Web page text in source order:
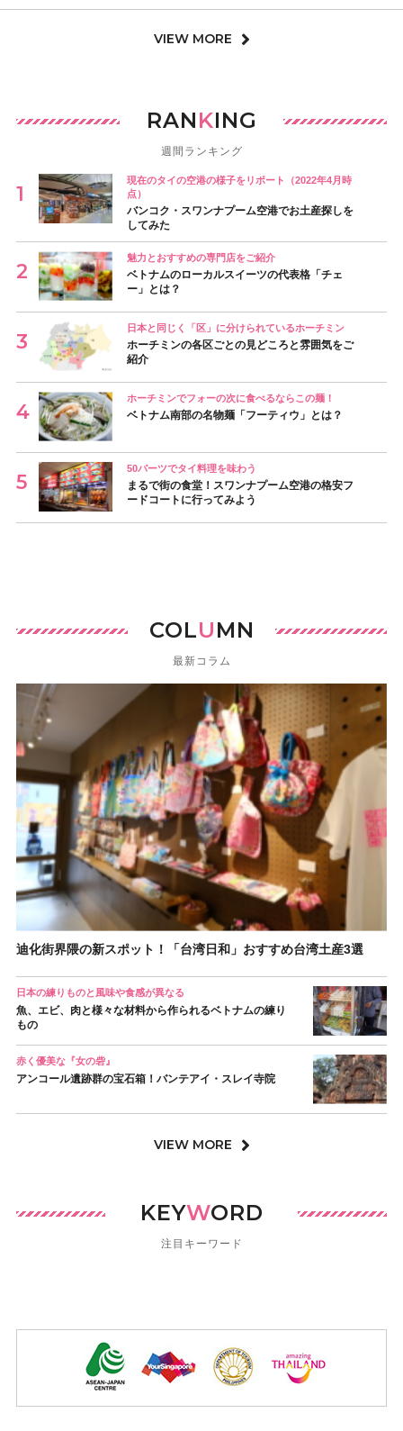
VIEW MORE
RANKING
週間ランキング
現在のタイの空港の様子をリポート（2022年4月時
点）
バンコク・スワンナプーム空港でお土産探しを
してみた
魅力とおすすめの専門店をご紹介
ベトナムのローカルスイーツの代表格「チェ
ー」とは？
日本と同じく「区」に分けられているホーチミン
ホーチミンの各区ごとの見どころと雰囲気をご
紹介
ホーチミンでフォーの次に食べるならこの麺！
ベトナム南部の名物麺「フーティウ」とは？
50バーツでタイ料理を味わう
まるで街の食堂！スワンナプーム空港の格安フ
ードコートに行ってみよう
COLUMN
最新コラム
迪化街界隈の新スポット！「台湾日和」おすすめ台湾土産3選
日本の練りものと風味や食感が異なる
魚、エビ、肉と様々な材料から作られるベトナムの練り
もの
赤く優美な『女の砦』
アンコール遺跡群の宝石箱！バンテアイ・スレイ寺院
VIEW MORE
KEYWORD
注目キーワード